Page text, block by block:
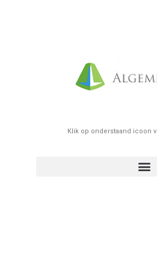
Klik op onderstaand icoon